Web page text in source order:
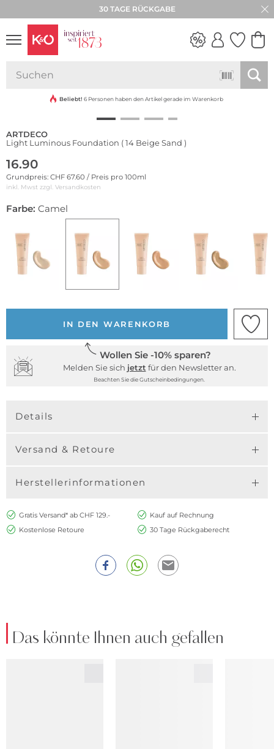
30 TAGE RÜCKGABE
VIBES
Beliebt! 6 Personen haben den Artikel gerade im Warenkorb
ARTDECO
Light Luminous Foundation ( 14 Beige Sand )
16.90
Grundpreis: CHF 67.60 / Preis pro 100ml
inkl. Mwst zzgl. Versandkosten
Farbe: Camel
IN DEN WARENKORB
Wollen Sie -10% sparen?
Melden Sie sich jetzt für den Newsletter an.
Beachten Sie die Gutscheinbedingungen.
Details
Versand & Retoure
Herstellerinformationen
Gratis Versand* ab CHF 129.-
Kauf auf Rechnung
Kostenlose Retoure
30 Tage Rückgaberecht
Das könnte Ihnen auch gefallen